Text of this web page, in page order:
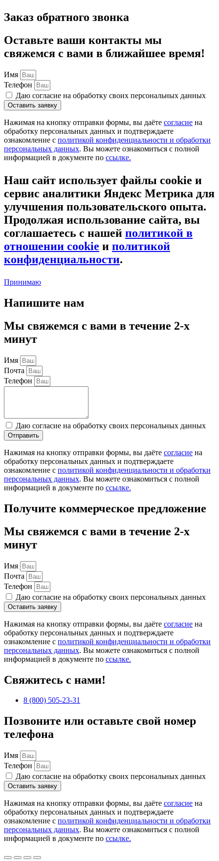
Заказ обратного звонка
Оставьте ваши контакты мы
свяжемся с вами в ближайшее время!
Имя
Телефон
Даю согласие на обработку своих персональных данных
Оставить заявку
Нажимая на кнопку отправки формы, вы даёте согласие на
обработку персональных данных и подтверждаете
ознакомление с политикой конфиденциальности и обработки
персональных данных. Вы можете ознакомиться с полной
информацией в документе по ссылке.
Наш сайт использует файлы cookie и
сервис аналитики Яндекс Метрика для
улучшения пользовательского опыта.
Продолжая использование сайта, вы
соглашаетесь с нашей политикой в
отношении cookie и политикой
конфиденциальности.
Принимаю
Напишите нам
Мы свяжемся с вами в течение 2-х
минут
Имя
Почта
Телефон
Даю согласие на обработку своих персональных данных
Отправить
Нажимая на кнопку отправки формы, вы даёте согласие на
обработку персональных данных и подтверждаете
ознакомление с политикой конфиденциальности и обработки
персональных данных. Вы можете ознакомиться с полной
информацией в документе по ссылке.
Получите коммерческое предложение
Мы свяжемся с вами в течение 2-х
минут
Имя
Почта
Телефон
Даю согласие на обработку своих персональных данных
Оставить заявку
Нажимая на кнопку отправки формы, вы даёте согласие на
обработку персональных данных и подтверждаете
ознакомление с политикой конфиденциальности и обработки
персональных данных. Вы можете ознакомиться с полной
информацией в документе по ссылке.
Свяжитесь с нами!
8 (800) 505-23-31
Позвоните или оставьте свой номер
телефона
Имя
Телефон
Даю согласие на обработку своих персональных данных
Оставить заявку
Нажимая на кнопку отправки формы, вы даёте согласие на
обработку персональных данных и подтверждаете
ознакомление с политикой конфиденциальности и обработки
персональных данных. Вы можете ознакомиться с полной
информацией в документе по ссылке.